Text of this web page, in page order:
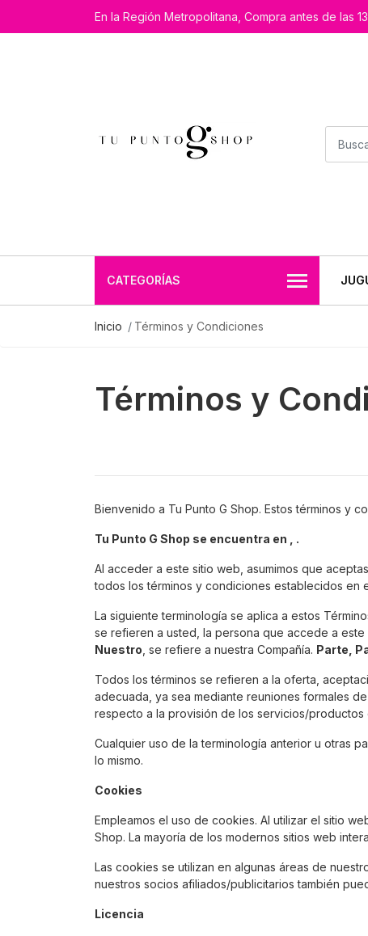
En la Región Metropolitana, Compra antes de las
CATEGORÍAS
Inicio Términos y Condiciones
Términos y
Bienvenido a Tu Punto G Shop. Estos términos y
Tu Punto G Shop se encuentra en , .
Al acceder a este sitio web, asumimos que
todos los términos y condiciones establecidos en
La siguiente terminología se aplica a estos
se refieren a usted, la persona que accede a
Nuestro , se refiere a nuestra Compañía. Parte,
Todos los términos se refieren a la oferta,
adecuada, ya sea mediante reuniones formales
respecto a la provisión de los servicios/
Cualquier uso de la terminología anterior u otras
lo mismo.
Cookies
Empleamos el uso de cookies. Al utilizar el sitio
Shop. La mayoría de los modernos sitios web
Las cookies se utilizan en algunas áreas de
nuestros socios afiliados/publicitarios también
Licencia